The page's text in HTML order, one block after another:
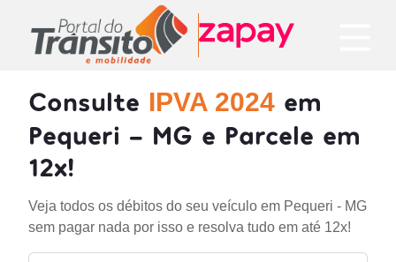
Consulte IPVA 2024 em
Pequeri - MG e Parcele em
12x!
Veja todos os débitos do seu veículo em Pequeri - MG
sem pagar nada por isso e resolva tudo em até 12x!